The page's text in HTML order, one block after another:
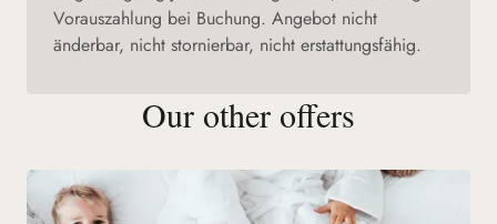
Vorauszahlung bei Buchung. Angebot nicht
änderbar, nicht stornierbar, nicht erstattungsfähig.
Our other offers